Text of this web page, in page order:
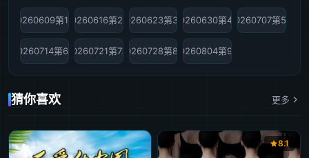
20260609第1期20260616第2期20260623第3期20260630第4期20260707第5期
20260714第6期20260721第7期20260728第8期20260804第9期
猜你喜欢 更多
8.1